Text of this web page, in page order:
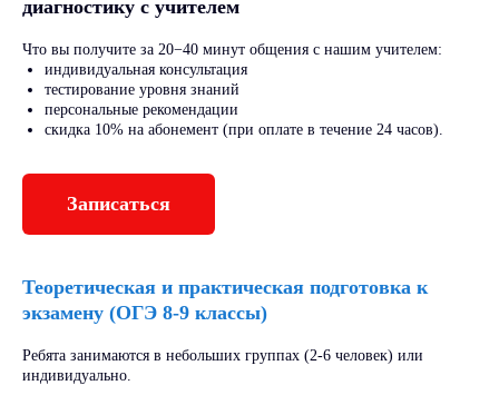
диагностику с учителем
Что вы получите за 20−40 минут общения с нашим учителем:
индивидуальная консультация
тестирование уровня знаний
персональные рекомендации
скидка 10% на абонемент (при оплате в течение 24 часов).
Записаться
Теоретическая и практическая подготовка к
экзамену (ОГЭ 8-9 классы)
Ребята занимаются в небольших группах (2-6 человек) или
индивидуально.